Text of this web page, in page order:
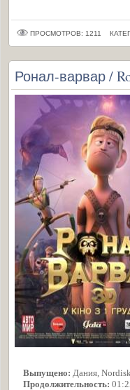
ПРОСМОТРОВ: 1211
Ронал-варвар /
Выпущено: Дания,
Продолжительность: